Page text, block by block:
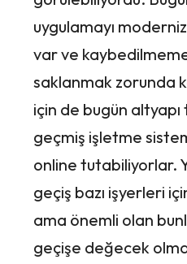
uygulamayı
var ve
saklanmak zorunda
için de bugün
geçmiş işletme
online tutabiliyorlar.
geçiş bazı işyerleri
ama önemli olan
geçişe değecek